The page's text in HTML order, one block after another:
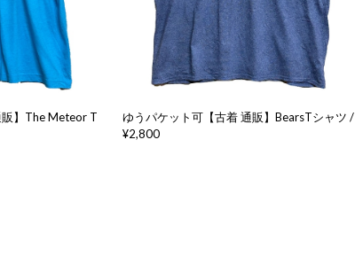
】The Meteor T
ゆうパケット可【古着 通販】BearsTシャツ /
¥2,800